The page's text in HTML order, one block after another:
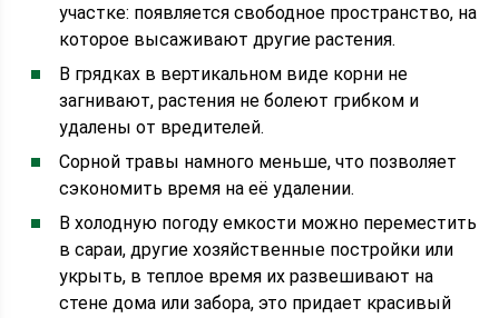
участке: появляется свободное пространство, на
которое высаживают другие растения.
В грядках в вертикальном виде корни не
загнивают, растения не болеют грибком и
удалены от вредителей.
Сорной травы намного меньше, что позволяет
сэкономить время на её удалении.
В холодную погоду емкости можно переместить
в сараи, другие хозяйственные постройки или
укрыть, в теплое время их развешивают на
стене дома или забора, это придает красивый